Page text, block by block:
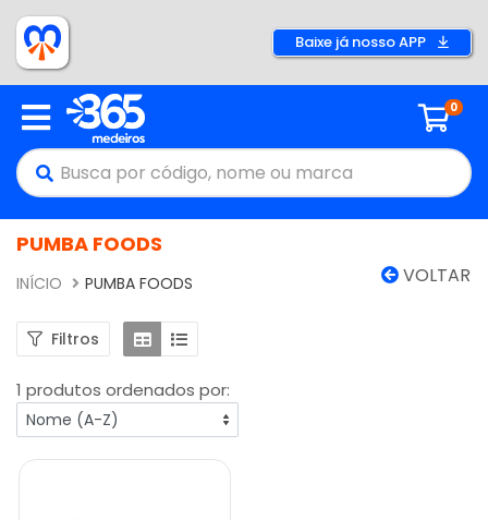
Baixe já nosso APP
0
PUMBA FOODS
VOLTAR
INÍCIO PUMBA FOODS
Filtros
1 produtos ordenados por: